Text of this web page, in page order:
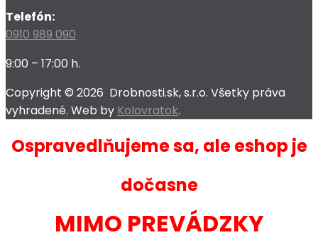
Telefón:
0910 989 090
9:00 – 17:00 h.
Copyright © 2026 Drobnosti.sk, s.r.o. Všetky práva
vyhradené. Web by Kolovratok.
Ospravedlňujeme sa, ale eshop je
dočasne
MIMO PREVÁDZKY